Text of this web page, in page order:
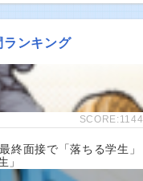
ランキング
SCORE:1144
終面接で「落ちる学生」
」